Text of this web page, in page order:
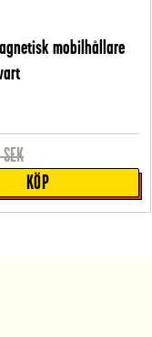
mobilhållare
SEK
KÖP